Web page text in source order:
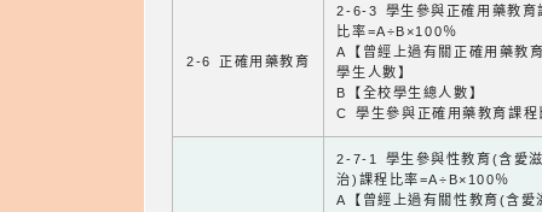
2-6 正確用藥教育
2-6-3 學生參與正確用藥教育
比率=A÷B×100％
A【曾經上過有關正確用藥教
學生人數】
B【全校學生總人數】
C 學生參與正確用藥教育課程
2-7-1 學生參與性教育(含愛
治)課程比率=A÷B×100％
A【曾經上過有關性教育(含愛